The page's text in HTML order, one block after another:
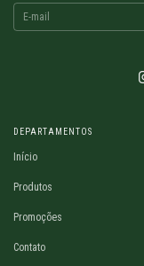
DEPARTAMENTOS
Início
Produtos
Promoções
Contato